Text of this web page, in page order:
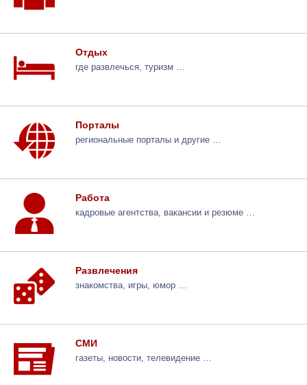
Отдых
где развлечься, туризм …
Порталы
региональные порталы и другие …
Работа
кадровые агентства, вакансии и резюме …
Развлечения
знакомства, игры, юмор …
СМИ
газеты, новости, телевидение …